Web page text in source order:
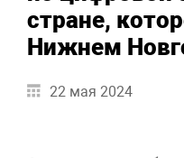
стране,
Нижнем
22 мая 2024